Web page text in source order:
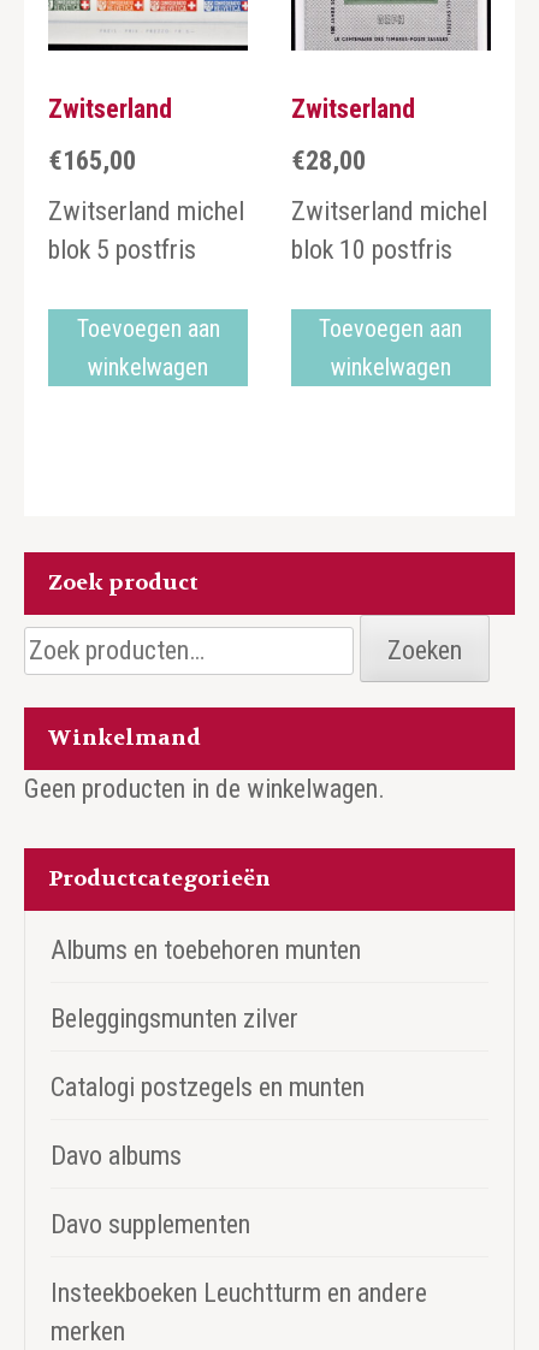
Zwitserland
€165,00
Zwitserland michel
blok 5 postfris
Toevoegen aan
winkelwagen
Zwitserland
€28,00
Zwitserland michel
blok 10 postfris
Toevoegen aan
winkelwagen
Zoek product
Zoeken
naar:
Zoeken
Winkelmand
Geen producten in de winkelwagen.
Productcategorieën
Albums en toebehoren munten
Beleggingsmunten zilver
Catalogi postzegels en munten
Davo albums
Davo supplementen
Insteekboeken Leuchtturm en andere
merken